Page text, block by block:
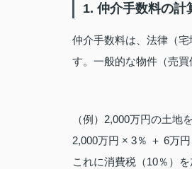
1. 仲介手数料の計
仲介手数料は、法律（
す。一般的な物件（売買
（例）2,000万円の土地
2,000万円 × 3％ ＋ 6万
これに消費税（10％）を